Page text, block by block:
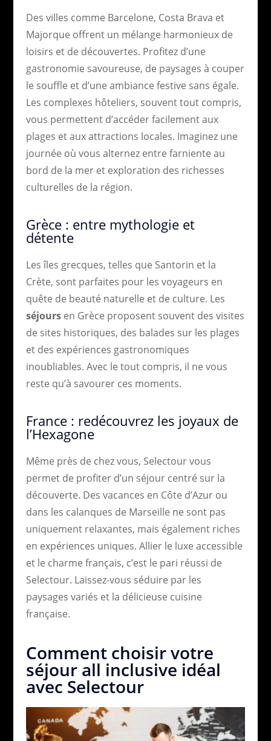
Des villes comme Barcelone, Costa Brava et
Majorque offrent un mélange harmonieux de
loisirs et de découvertes. Profitez d’une
gastronomie savoureuse, de paysages à couper
le souffle et d’une ambiance festive sans égale.
Les complexes hôteliers, souvent tout compris,
vous permettent d’accéder facilement aux
plages et aux attractions locales. Imaginez une
journée où vous alternez entre farniente au
bord de la mer et exploration des richesses
culturelles de la région.
Grèce : entre mythologie et
détente
Les îles grecques, telles que Santorin et la
Crète, sont parfaites pour les voyageurs en
quête de beauté naturelle et de culture. Les
séjoursen Grèce proposent souvent des visites
de sites historiques, des balades sur les plages
et des expériences gastronomiques
inoubliables. Avec le tout compris, il ne vous
reste qu’à savourer ces moments.
France : redécouvrez les joyaux de
l’Hexagone
Même près de chez vous, Selectour vous
permet de profiter d’un séjour centré sur la
découverte. Des vacances en Côte d’Azur ou
dans les calanques de Marseille ne sont pas
uniquement relaxantes, mais également riches
en expériences uniques. Allier le luxe accessible
et le charme français, c’est le pari réussi de
Selectour. Laissez-vous séduire par les
paysages variés et la délicieuse cuisine
française.
Comment choisir votre
séjour all inclusive idéal
avec Selectour